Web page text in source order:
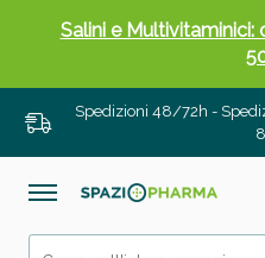
Spedizioni 48/72h -
Salini e